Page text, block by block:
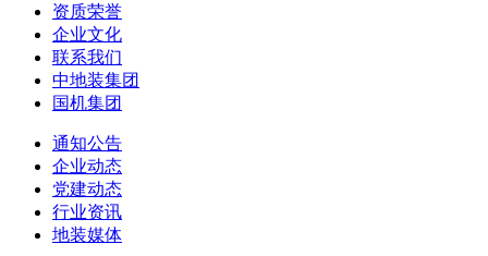
资质荣誉
企业文化
联系我们
中地装集团
国机集团
通知公告
企业动态
党建动态
行业资讯
地装媒体